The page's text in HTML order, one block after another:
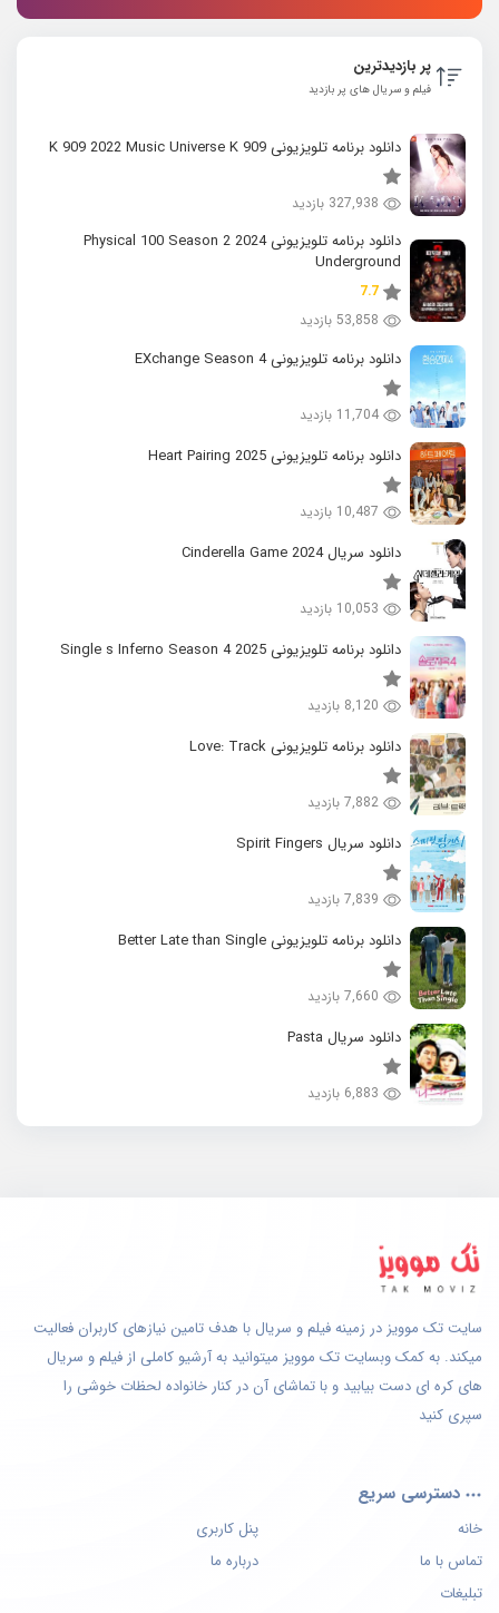
پر بازدیدترین
فیلم و سریال های پر بازدید
دانلود برنامه تلویزیونی K 909 2022 Music Universe K 909
327,938 بازدید
دانلود برنامه تلویزیونی 2024 Physical 100 Season 2
Underground
7.7
53,858 بازدید
دانلود برنامه تلویزیونی EXchange Season 4
11,704 بازدید
دانلود برنامه تلویزیونی 2025 Heart Pairing
10,487 بازدید
دانلود سریال 2024 Cinderella Game
10,053 بازدید
دانلود برنامه تلویزیونی 2025 Single s Inferno Season 4
8,120 بازدید
دانلود برنامه تلویزیونی Love: Track
7,882 بازدید
دانلود سریال Spirit Fingers
7,839 بازدید
دانلود برنامه تلویزیونی Better Late than Single
7,660 بازدید
دانلود سریال Pasta
6,883 بازدید
سایت تک موویز در زمینه فیلم و سریال با هدف تامین نیازهای کاربران فعالیت
میکند. به کمک وبسایت تک موویز میتوانید به آرشیو کاملی از فیلم و سریال
های کره ای دست بیابید و با تماشای آن در کنار خانواده لحظات خوشی را
سپری کنید
دسترسی سریع
خانه
پنل کاربری
تماس با ما
درباره ما
تبلیغات